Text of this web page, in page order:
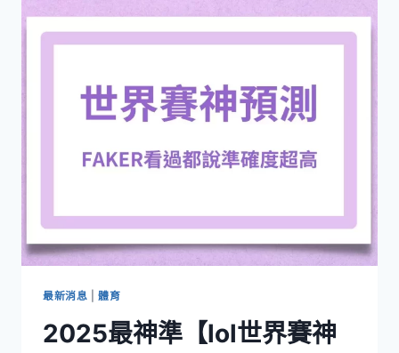
最新消息 |體育
2025最神準【lol世界賽神